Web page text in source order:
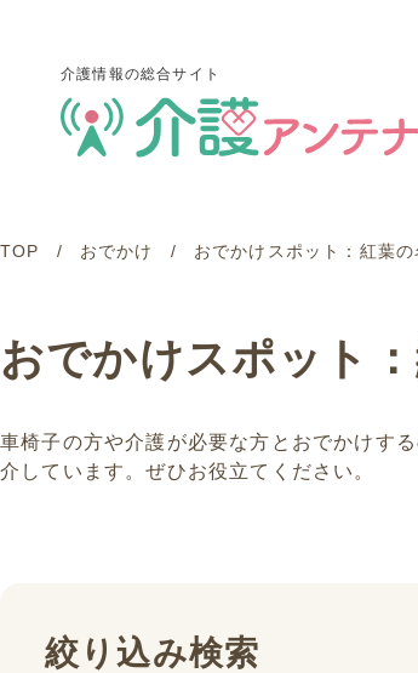
介護情報の総合サイト
介護情報の総合サイト
TOP おでかけ おでかけスポット：紅葉の
おでかけスポット
車椅子の方や介護が必要な方とおでかけす
介しています。ぜひお役立てください。
絞り込み検索